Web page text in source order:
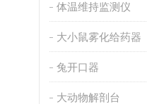
体温维持监测仪
大小鼠雾化给药器
兔开口器
大动物解剖台